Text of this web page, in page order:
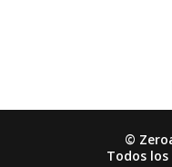
©
Todos los